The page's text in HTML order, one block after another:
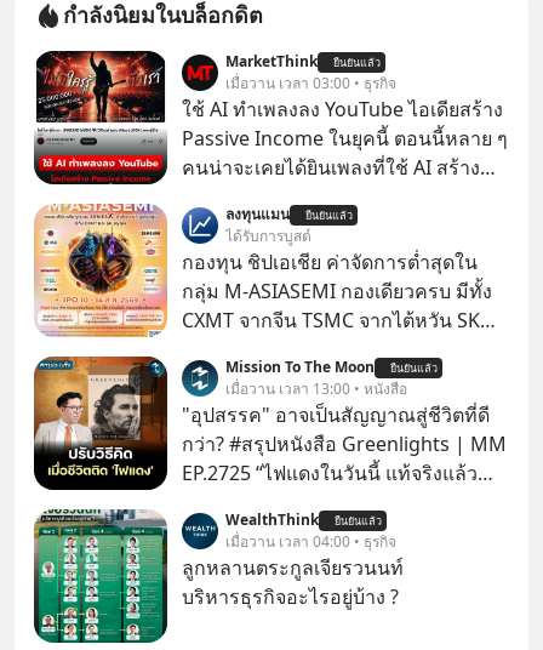
กำลังนิยมในบล็อกดิต
MarketThink ยืนยันแล้ว
เมื่อวาน เวลา 03:00 • ธุรกิจ
ใช้ AI ทำเพลงลง YouTube ไอเดียสร้าง
Passive Income ในยุคนี้ ตอนนี้หลาย ๆ
คนน่าจะเคยได้ยินเพลงที่ใช้ AI สร้าง
รู้ตัวเรา” จากช่องชื่อว่า UNHEARD
MUSIC ที่ตอนนี้มียอดรับชมกว่า 26
ล้านครั้งแล้ว
ลงทุนแมน ยืนยันแล้ว
ได้รับการบูสต์
กองทุน ชิปเอเชีย ค่าจัดการต่ำสุดใน
กลุ่ม M-ASIASEMI กองเดียวครบ มีทั้ง
CXMT จากจีน TSMC จากไต้หวัน SK
Mission To The Moon ยืนยันแล้ว
เมื่อวาน เวลา 13:00 • หนังสือ
"อุปสรรค" อาจเป็นสัญญาณสู่ชีวิตที่ดี
กว่า? #สรุปหนังสือ Greenlights | MM
EP.2725 “ไฟแดงในวันนี้ แท้จริงแล้ว
เปลี่ยนสี” McConaughey ดาราดาวรุ่ง
ในยุคหนึ่ง เคยปฏิเสธเงินค่าตัวหนังรอม
คอมที่สูงถึง 14.5 ล้านดอลลาร์ (หรือ
ราว 500 ล้านบาท) เพียงเพราะเขาไม่
WealthThink ยืนยันแล้ว
เมื่อวาน เวลา 04:00 • ธุรกิจ
ลูกหลานตระกูลเจียรวนนท์
บริหารธุรกิจอะไรอยู่บ้าง ?